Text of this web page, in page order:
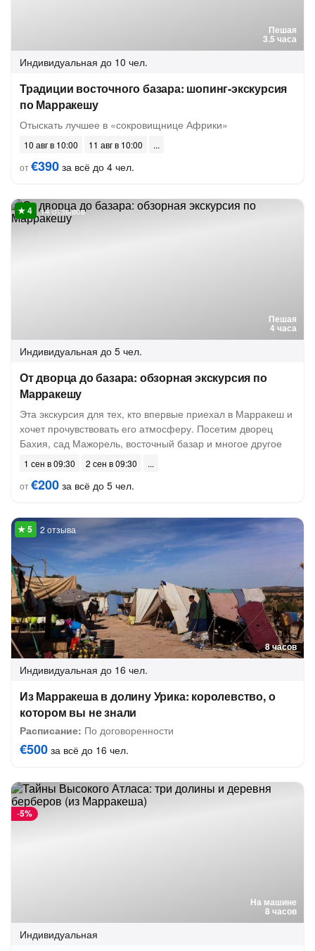
Пешая
3.5 часа
Индивидуальная до 10 чел.
Традиции восточного базара: шопинг-экскурсия
по Марракешу
Отыскать лучшее в «сокровищнице Африки»
10 авг в 10:00
11 авг в 10:00
от€390 за всё до 4 чел.
Пешая
4 часа
14 отзывов
Индивидуальная до 5 чел.
От дворца до базара: обзорная экскурсия по
Марракешу
Эта экскурсия для тех, кто впервые приехал в Марракеш и
хочет прочувствовать его атмосферу. Посетим дворец
Бахия, сад Мажорель, восточный базар и многое другое
1 сен в 09:30
2 сен в 09:30
от€200 за всё до 5 чел.
8 часов
2 отзыва
Индивидуальная до 16 чел.
Из Марракеша в долину Урика: королевство, о
котором вы не знали
Расписание: По договоренности
€500 за всё до 16 чел.
На машине
8 часов
-5%
Индивидуальная